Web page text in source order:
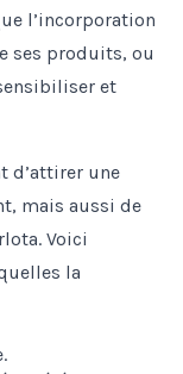
l’incorporation
ses produits, ou
et
d’attirer une
mais aussi de
Voici
la